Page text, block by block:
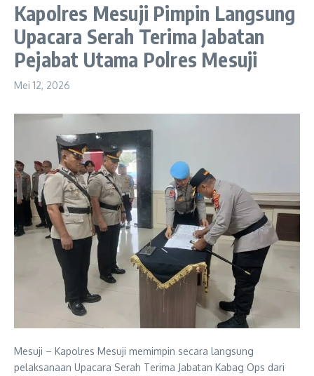
Kapolres Mesuji Pimpin Langsung
Upacara Serah Terima Jabatan
Pejabat Utama Polres Mesuji
Mei 12, 2026
Mesuji – Kapolres Mesuji memimpin secara langsung
pelaksanaan Upacara Serah Terima Jabatan Kabag Ops dari